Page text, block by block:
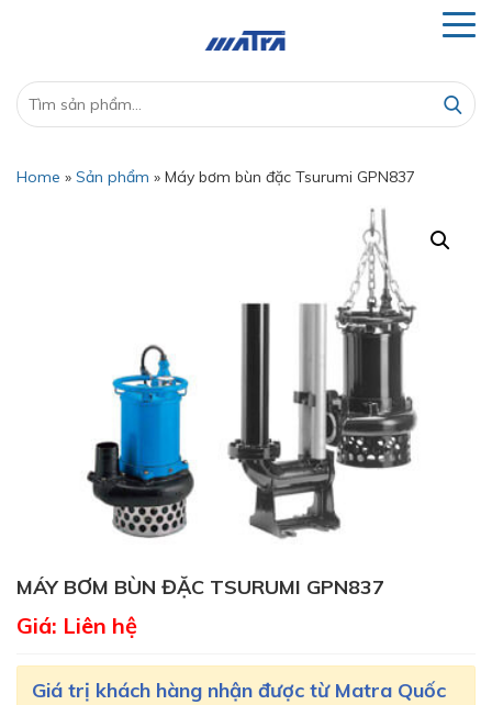
Home » Sản phẩm » Máy bơm bùn đặc Tsurumi GPN837
MÁY BƠM BÙN ĐẶC TSURUMI GPN837
Giá: Liên hệ
Giá trị khách hàng nhận được từ Matra Quốc